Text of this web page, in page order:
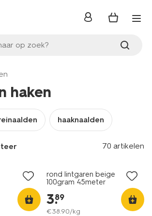
op zoek?
inloggen
haken
haaknaalden
70 artikelen
rond lintgaren beige
100gram 45meter
3.
89
€38.90/kg